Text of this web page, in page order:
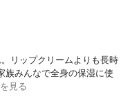
リップクリームよりも長時
族みんなで全身の保湿に使
見る